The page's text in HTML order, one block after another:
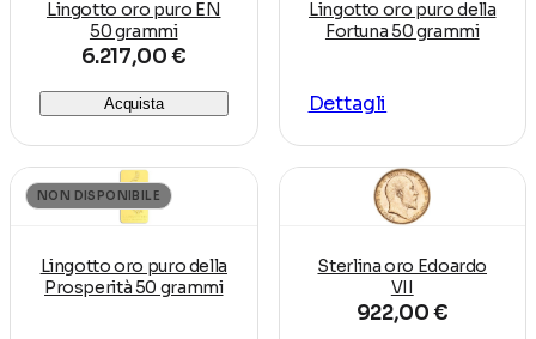
Lingotto oro puro EN
50 grammi
6.217,00 €
Acquista
Lingotto oro puro della
Fortuna 50 grammi
Dettagli
NON DISPONIBILE
Lingotto oro puro della
Prosperità 50 grammi
Sterlina oro Edoardo
VII
922,00 €